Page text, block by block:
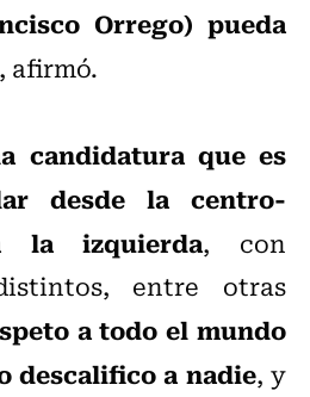
Orrego) pueda
, afirmó.
candidatura que es
desde la centro-
la izquierda, con
entre otras
a todo el mundo
descalifico a nadie, y